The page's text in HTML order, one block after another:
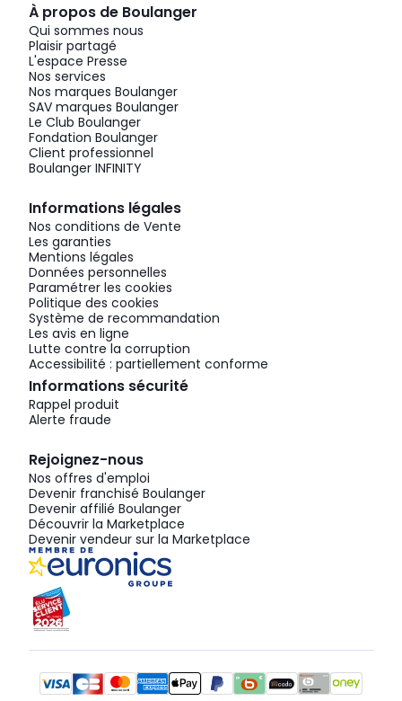
À propos de Boulanger
Qui sommes nous
Plaisir partagé
L'espace Presse
Nos services
Nos marques Boulanger
SAV marques Boulanger
Le Club Boulanger
Fondation Boulanger
Client professionnel
Boulanger INFINITY
Informations légales
Nos conditions de Vente
Les garanties
Mentions légales
Données personnelles
Paramétrer les cookies
Politique des cookies
Système de recommandation
Les avis en ligne
Lutte contre la corruption
Accessibilité : partiellement conforme
Informations sécurité
Rappel produit
Alerte fraude
Rejoignez-nous
Nos offres d'emploi
Devenir franchisé Boulanger
Devenir affilié Boulanger
Découvrir la Marketplace
Devenir vendeur sur la Marketplace